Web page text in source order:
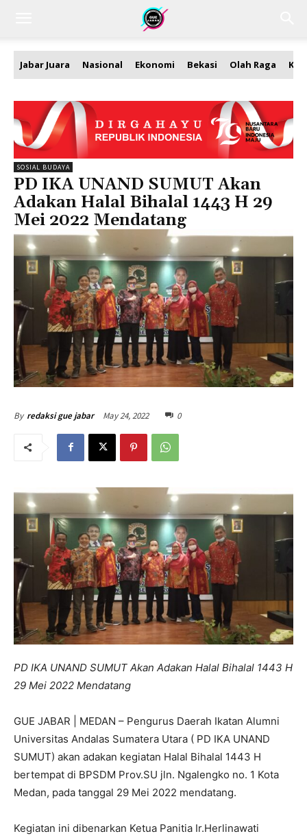
Jabar Juara Nasional Ekonomi Bekasi Olah Raga
SOSIAL BUDAYA
PD IKA UNAND SUMUT Akan
Adakan Halal Bihalal 1443 H 29
Mei 2022 Mendatang
By redaksi gue jabar May 24, 2022 0
PD IKA UNAND SUMUT Akan Adakan Halal Bihalal 1443 H
29 Mei 2022 Mendatang
GUE JABAR | MEDAN – Pengurus Daerah Ikatan Alumni
Universitas Andalas Sumatera Utara ( PD IKA UNAND
SUMUT) akan adakan kegiatan Halal Bihalal 1443 H
bertempat di BPSDM Prov.SU jln. Ngalengko no. 1 Kota
Medan, pada tanggal 29 Mei 2022 mendatang.
Kegiatan ini dibenarkan Ketua Panitia Ir.Herlinawati